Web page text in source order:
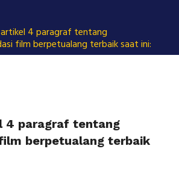
4 paragraf tentang
film berpetualang terbaik saat ini:
4 paragraf tentang
berpetualang terbaik